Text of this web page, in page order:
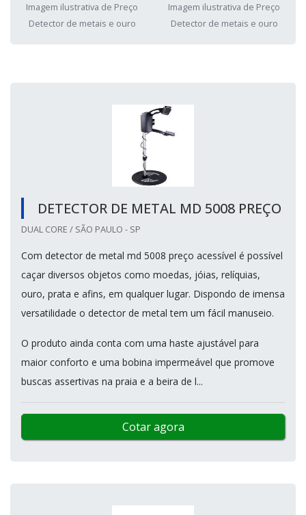
Imagem ilustrativa de Preço
Detector de metais e ouro
Imagem ilustrativa de Preço
Detector de metais e ouro
DETECTOR DE METAL MD 5008 PREÇO
DUAL CORE / SÃO PAULO - SP
Com detector de metal md 5008 preço acessível é possível
caçar diversos objetos como moedas, jóias, relíquias,
ouro, prata e afins, em qualquer lugar. Dispondo de imensa
versatilidade o detector de metal tem um fácil manuseio.
O produto ainda conta com uma haste ajustável para
maior conforto e uma bobina impermeável que promove
buscas assertivas na praia e a beira de l...
Cotar agora